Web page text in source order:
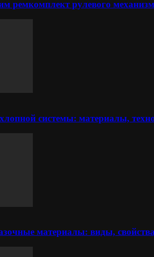
ремкомплект рулевого
системы: материалы,
материалы: виды,